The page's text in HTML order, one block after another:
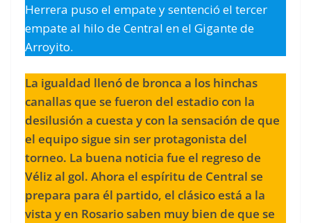
Herrera puso el empate y sentenció el tercer
empate al hilo de Central en el Gigante de
Arroyito.
La igualdad llenó de bronca a los hinchas
canallas que se fueron del estadio con la
desilusión a cuesta y con la sensación de que
el equipo sigue sin ser protagonista del
torneo. La buena noticia fue el regreso de
Véliz al gol. Ahora el espíritu de Central se
prepara para él partido, el clásico está a la
vista y en Rosario saben muy bien de que se